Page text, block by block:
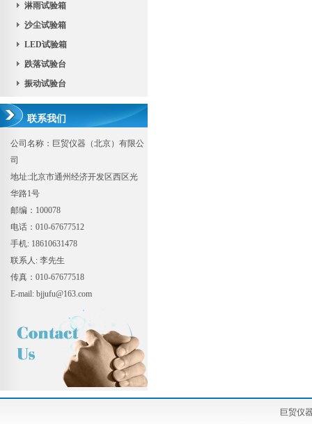
淋雨试验箱
沙尘试验箱
LED试验箱
跌落试验台
振动试验台
联系我们
公司名称：巨贸仪器（北京）有限公
司
地址:北京市通州经济开发区西区光
华路1号
邮编：100078
电话：010-67677512
手机: 18610631478
联系人: 李先生
传真：010-67677518
E-mail: bjjufu@163.com
巨贸仪